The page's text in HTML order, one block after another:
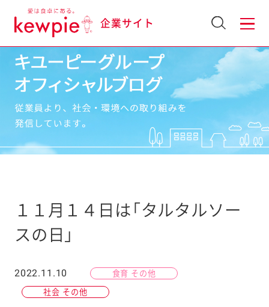
企業サイト
１１月１４日は「タルタルソー
スの日」
2022.11.10 食育 その他
社会 その他